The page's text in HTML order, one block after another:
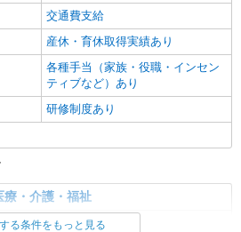
交通費支給
産休・育休取得実績あり
各種手当（家族・役職・インセン
ティブなど）あり
研修制度あり
療・介護・福祉
る条件をもっと見る